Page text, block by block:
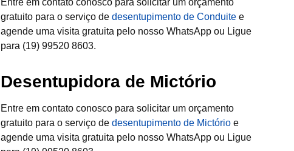
gratuito para o serviço dedesentupimento de Conduite e
agende uma visita gratuita pelo nosso WhatsApp ou Ligue
para (19) 99520 8603.
Desentupidora de Mictório
Entre em contato conosco para solicitar um orçamento
gratuito para o serviço dedesentupimento de Mictório e
agende uma visita gratuita pelo nosso WhatsApp ou Ligue